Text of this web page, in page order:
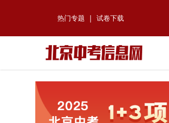
热门专题 | 试卷下载